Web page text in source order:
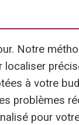
Notre
à votre
problèmes
pour